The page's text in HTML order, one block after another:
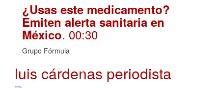
¿Usas este medicamento?
Emiten alerta sanitaria en
México. 00:30
Grupo Fórmula
luis cárdenas periodista